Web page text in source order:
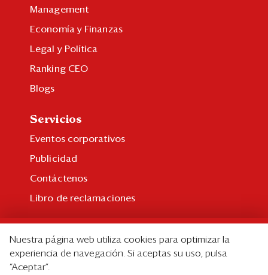
Management
Economía y Finanzas
Legal y Política
Ranking CEO
Blogs
Servicios
Eventos corporativos
Publicidad
Contáctenos
Libro de reclamaciones
Suscripción individual
Paquetes corporativos
Nuestra página web utiliza cookies para optimizar la
experiencia de navegación. Si aceptas su uso, pulsa
“Aceptar”.